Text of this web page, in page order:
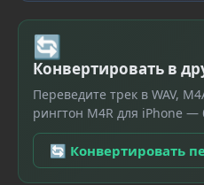
🔄
Конвертировать в
Переведите трек в WAV,
рингтон M4R для iPhone —
🔄 Конвертировать